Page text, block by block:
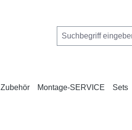
Zubehör Montage-SERVICE Sets